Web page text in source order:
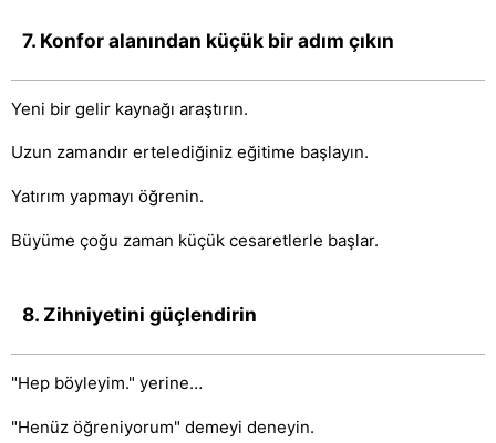
7. Konfor alanından küçük bir adım çıkın
Yeni bir gelir kaynağı araştırın.
Uzun zamandır ertelediğiniz eğitime başlayın.
Yatırım yapmayı öğrenin.
Büyüme çoğu zaman küçük cesaretlerle başlar.
8. Zihniyetini güçlendirin
"Hep böyleyim." yerine…
"Henüz öğreniyorum" demeyi deneyin.